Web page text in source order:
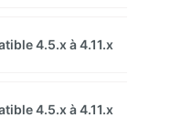
4.5.x à 4.11.x
4.5.x à 4.11.x